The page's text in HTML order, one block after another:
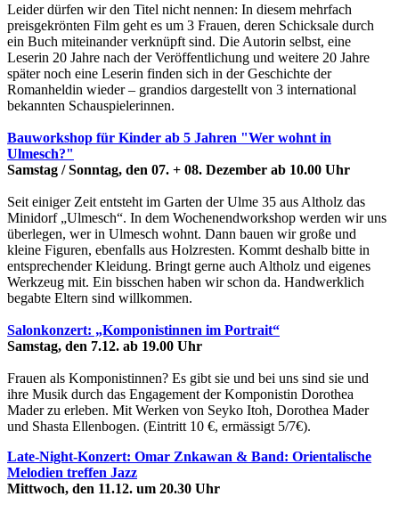
Leider dürfen wir den Titel nicht nennen: In diesem mehrfach
preisgekrönten Film geht es um 3 Frauen, deren Schicksale durch
ein Buch miteinander verknüpft sind. Die Autorin selbst, eine
Leserin 20 Jahre nach der Veröffentlichung und weitere 20 Jahre
später noch eine Leserin finden sich in der Geschichte der
Romanheldin wieder – grandios dargestellt von 3 international
bekannten Schauspielerinnen.
Bauworkshop für Kinder ab 5 Jahren "Wer wohnt in
Ulmesch?"
Samstag / Sonntag, den 07. + 08. Dezember ab 10.00 Uhr
Seit einiger Zeit entsteht im Garten der Ulme 35 aus Altholz das
Minidorf „Ulmesch“. In dem Wochenendworkshop werden wir uns
überlegen, wer in Ulmesch wohnt. Dann bauen wir große und
kleine Figuren, ebenfalls aus Holzresten. Kommt deshalb bitte in
entsprechender Kleidung. Bringt gerne auch Altholz und eigenes
Werkzeug mit. Ein bisschen haben wir schon da. Handwerklich
begabte Eltern sind willkommen.
Salonkonzert: „Komponistinnen im Portrait“
Samstag, den 7.12. ab 19.00 Uhr
Frauen als Komponistinnen? Es gibt sie und bei uns sind sie und
ihre Musik durch das Engagement der Komponistin Dorothea
Mader zu erleben. Mit Werken von Seyko Itoh, Dorothea Mader
und Shasta Ellenbogen. (Eintritt 10 €, ermässigt 5/7€).
Late-Night-Konzert: Omar Znkawan & Band: Orientalische
Melodien treffen Jazz
Mittwoch, den 11.12. um 20.30 Uhr